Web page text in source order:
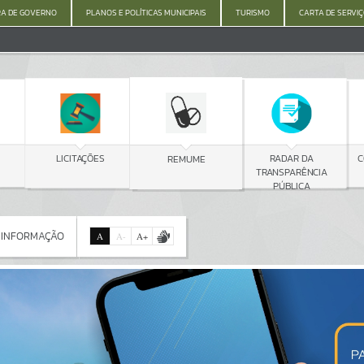
DE GOVERNO PLANOS E POLÍTICAS MUNICIPAIS TURISMO CARTA DE
REMUME
RADAR DA
PÚBLICA
COVID - DENGUE -
CHIKUNGUNYA
Por favor, aguarde...
A A- A+